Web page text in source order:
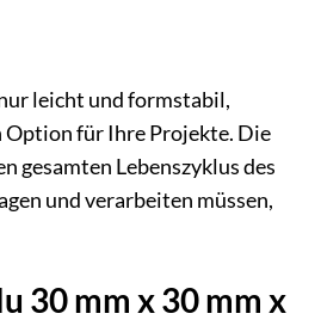
leicht und formstabil,
Option für Ihre Projekte. Die
gesamten Lebenszyklus des
und verarbeiten müssen,
30 mm x 30 mm x